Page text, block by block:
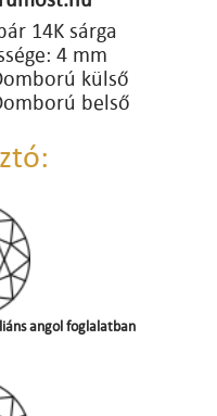
14K sárga
4 mm
külső
belső
angol foglalatban